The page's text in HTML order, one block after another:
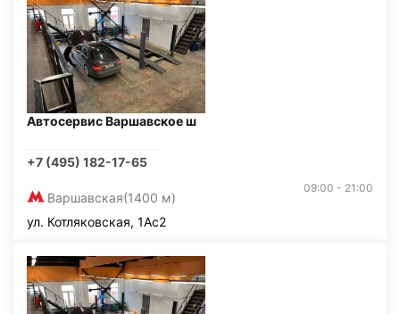
Автосервис Варшавское ш
+7 (495) 182-17-65
Варшавская(1400 м)
09:00 - 21:00
ул. Котляковская, 1Ас2